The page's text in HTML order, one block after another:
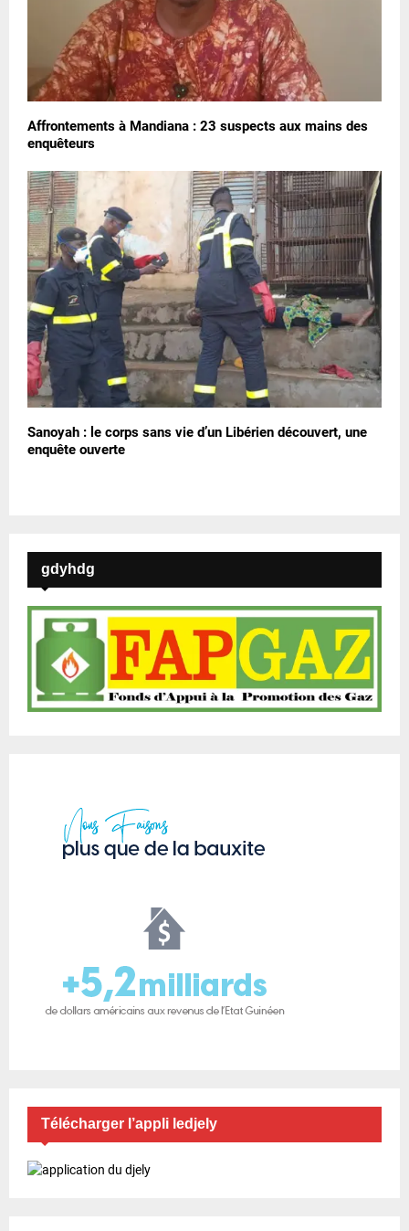
Affrontements à Mandiana : 23 suspects aux mains des
enquêteurs
Sanoyah : le corps sans vie d’un Libérien découvert, une
enquête ouverte
gdyhdg
Télécharger l’appli ledjely